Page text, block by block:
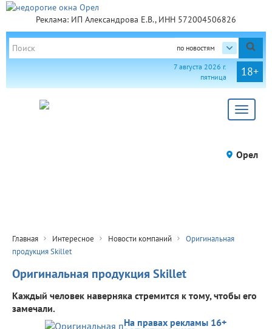
Реклама: ИП Александрова Е.В., ИНН 572004506826
по новостям
18+
7 августа 2026 г.
пятница
Toggle
Орел
Главная Интересное Новости компаний
Оригинальная
продукция Skillet
Оригинальная продукция Skillet
Каждый человек наверняка стремится к тому, чтобы его
замечали.
На правах рекламы 16+